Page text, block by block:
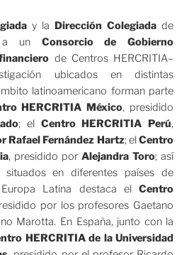
y laDirección Colegiada de
a un Consorcio de Gobierno
de Centros HERCRITIA–
ubicados en distintas
latinoamericano forman parte
HERCRITIA México, presidido
; el Centro HERCRITIA Perú,
Rafael Fernández Hartz; elCentro
, presidido porAlejandra Toro; así
en diferentes países de
Latina destaca elCentro
por los profesores Gaetano
Marotta. En España, junto con la
HERCRITIA de la Universidad